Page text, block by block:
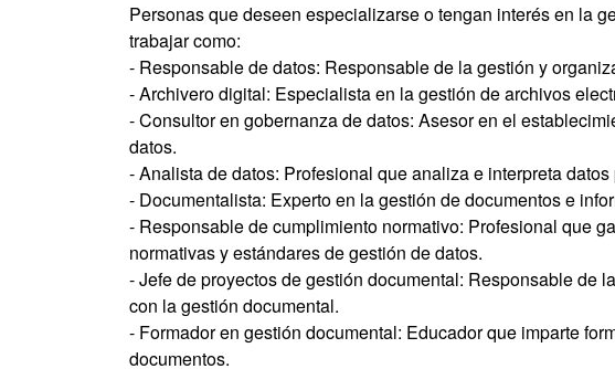
Personas que deseen especializarse o tengan interés en la
trabajar como:
- Responsable de datos: Responsable de la gestión y
- Archivero digital: Especialista en la gestión de archivos
- Consultor en gobernanza de datos: Asesor en el
datos.
- Analista de datos: Profesional que analiza e interpreta
- Documentalista: Experto en la gestión de documentos e
- Responsable de cumplimiento normativo: Profesional que
normativas y estándares de gestión de datos.
- Jefe de proyectos de gestión documental: Responsable de
con la gestión documental.
- Formador en gestión documental: Educador que imparte
documentos.